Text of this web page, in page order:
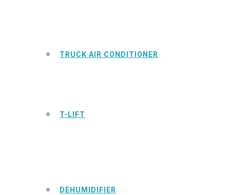
TRUCK AIR CONDITIONER
T-LIFT
DEHUMIDIFIER